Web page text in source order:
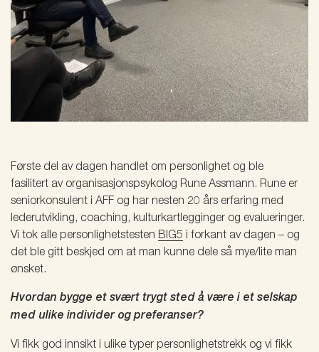
Første del av dagen handlet om personlighet og ble
fasilitert av organisasjonspsykolog Rune Assmann. Rune er
seniorkonsulent i AFF og har nesten 20 års erfaring med
lederutvikling, coaching, kulturkartlegginger og evalueringer.
Vi tok alle personlighetstesten BIG5 i forkant av dagen – og
det ble gitt beskjed om at man kunne dele så mye/lite man
ønsket.
Hvordan bygge et svært trygt sted å være i et selskap
med ulike individer og preferanser?
Vi fikk god innsikt i ulike typer personlighetstrekk og vi fikk